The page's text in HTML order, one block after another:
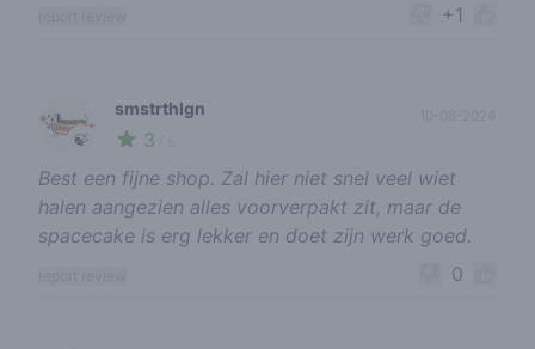
+1
🍃
smstrthlgn
3
Best een fijne shop. Zal hier niet snel veel wiet
halen aangezien alles voorverpakt zit, maar de
spacecake is erg lekker en doet zijn werk goed.
0